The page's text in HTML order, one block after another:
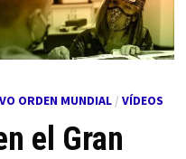
ORDEN MUNDIAL/ VÍDEOS
el Gran